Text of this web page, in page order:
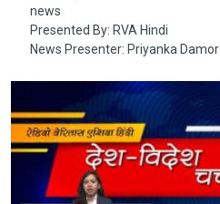
news
Presented By: RVA Hindi
News Presenter: Priyanka Damor